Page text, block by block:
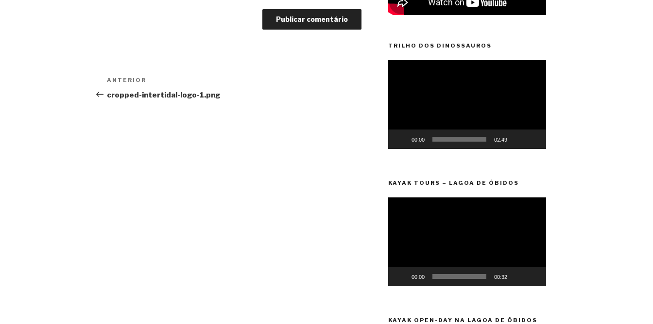
Navegação
de
Conteúdo
anterior
ANTERIOR
cropped-intertidal-logo-1.png
TRILHO DOS DINOSSAUROS
00:00 02:49
KAYAK TOURS – LAGOA DE ÓBIDOS
00:00 00:32
KAYAK OPEN-DAY NA LAGOA DE ÓBIDOS